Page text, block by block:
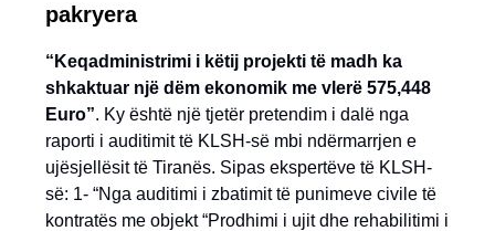
pakryera
“Keqadministrimi i këtij projekti të madh ka
shkaktuar një dëm ekonomik me vlerë 575,448
Euro”. Ky është një tjetër pretendim i dalë nga
raporti i auditimit të KLSH-së mbi ndërmarrjen e
ujësjellësit të Tiranës. Sipas ekspertëve të KLSH-
së: 1- “Nga auditimi i zbatimit të punimeve civile të
kontratës me objekt “Prodhimi i ujit dhe rehabilitimi i